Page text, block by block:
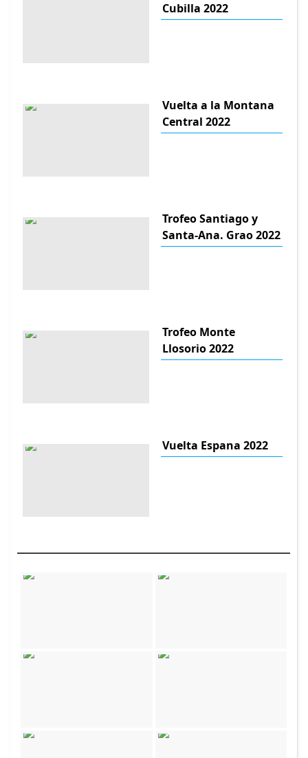
Cubilla 2022
Vuelta a la Montana
Central 2022
Trofeo Santiago y
Santa-Ana. Grao 2022
Trofeo Monte
Llosorio 2022
Vuelta Espana 2022